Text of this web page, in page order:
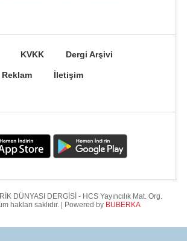
KVKK Dergi Arşivi
Reklam İletişim
DÜNYASI DERGİSİ - HCS Yayıncılık Mat. Org.
hakları saklıdır. | Powered by BUBERKA